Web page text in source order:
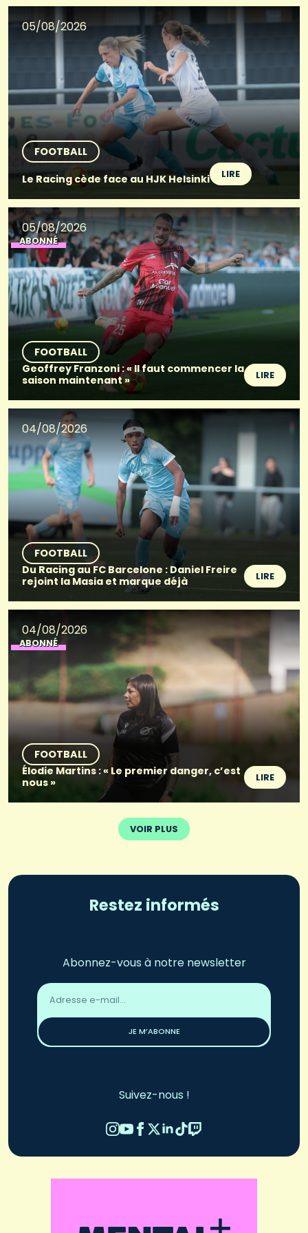
05/08/2026
FOOTBALL
Le Racing cède face au HJK Helsinki
LIRE
05/08/2026
ABONNÉ
FOOTBALL
Geoffrey Franzoni : « Il faut commencer la
saison maintenant »
LIRE
04/08/2026
FOOTBALL
Du Racing au FC Barcelone : Daniel Freire
rejoint la Masia et marque déjà
LIRE
04/08/2026
ABONNÉ
FOOTBALL
Élodie Martins : « Le premier danger, c’est
nous »
LIRE
VOIR PLUS
Restez informés
Abonnez-vous à notre newsletter
Adresse
email
JE M’ABONNE
Suivez-nous !